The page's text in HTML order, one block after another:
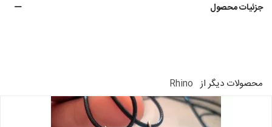
جزئیات محصول
محصولات دیگر از Rhino